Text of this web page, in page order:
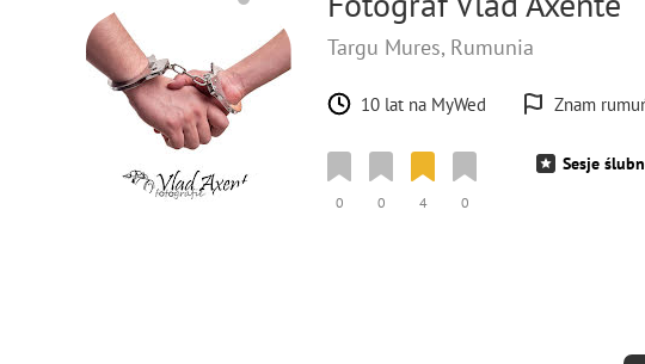
Targu Mures, Rumunia
10 lat na MyWed Znam
0 0 4 0
Sesje